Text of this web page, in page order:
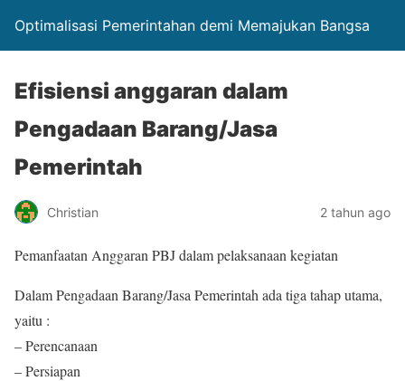
Optimalisasi Pemerintahan demi Memajukan Bangsa
Efisiensi anggaran dalam
Pengadaan Barang/Jasa
Pemerintah
Christian 2 tahun ago
Pemanfaatan Anggaran PBJ dalam pelaksanaan kegiatan
Dalam Pengadaan Barang/Jasa Pemerintah ada tiga tahap utama,
yaitu :
– Perencanaan
– Persiapan